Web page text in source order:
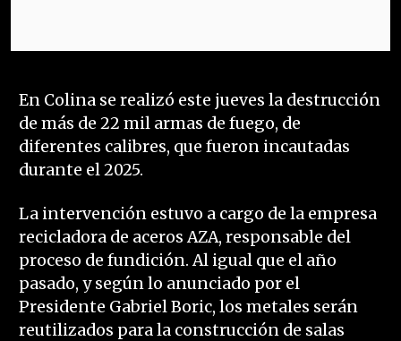
En Colina se realizó este jueves la destrucción
de más de 22 mil armas de fuego, de
diferentes calibres, que fueron incautadas
durante el 2025.
La intervención estuvo a cargo de la empresa
recicladora de aceros AZA, responsable del
proceso de fundición. Al igual que el año
pasado, y según lo anunciado por el
Presidente Gabriel Boric, los metales serán
reutilizados para la construcción de salas